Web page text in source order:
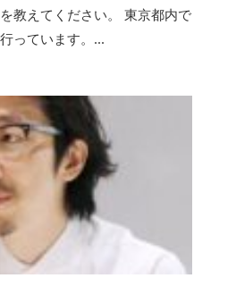
教えてください。 東京都内で
っています。...